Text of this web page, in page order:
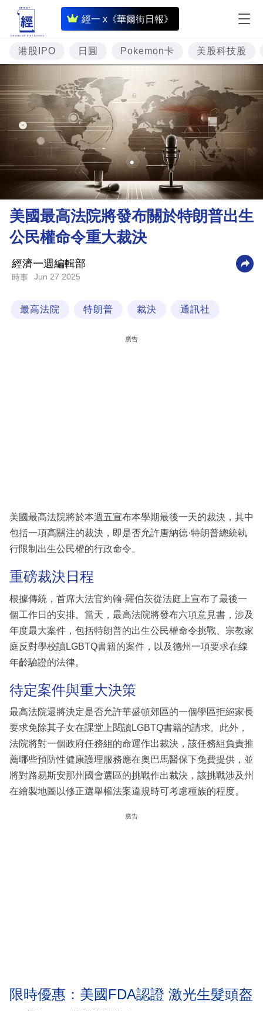
經一 x《華爾街日報》
即
時
財
經
專
題
投
資
樓
市
理
財
商
業
科
區
港股IPO 日圓 Pokemon卡 美股科技股
美國最高法院將發布關於特朗普出生
公民權命令重大裁決
經濟一週編輯部
時事 Jun 27 2025
最高法院 特朗普 裁決 通訊社
廣告
美國最高法院將於本週五宣布本學期最後一天的裁決，其中
包括一項高關注的裁決，即是否允許唐納德·特朗普總統執
行限制出生公民權的行政命令。
重磅裁決日程
根據傳統，首席大法官約翰·羅伯茨從法庭上宣布了最後一
個工作日的安排。當天，最高法院將發布六項意見書，涉及
年度最大案件，包括特朗普的出生公民權命令挑戰、宗教家
庭反對學校讀LGBTQ書籍的案件，以及德州一項要求在線
年齡驗證的法律。
待定案件與重大決策
最高法院還將決定是否允許華盛頓郊區的一個學區拒絕家長
要求免除其子女在課堂上閱讀LGBTQ書籍的請求。此外，
法院將對一個政府任務組的命運作出裁決，該任務組負責推
薦哪些預防性健康護理服務應在奧巴馬醫保下免費提供，並
將對路易斯安那州國會選區的挑戰作出裁決，該挑戰涉及州
在繪製地圖以修正選舉權法案違規時可考慮種族的程度。
廣告
限時優惠：美國FDA認證 激光生髮頭盔